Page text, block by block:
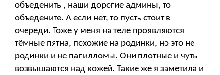
объеденить , наши дорогие админы, то
объедените. А если нет, то пусть стоит в
очереди. Тоже у меня на теле проявляются
тёмные пятна, похожие на родинки, но это не
родинки и не папилломы. Они плотные и чуть
возвышаются над кожей. Такие же я заметила и